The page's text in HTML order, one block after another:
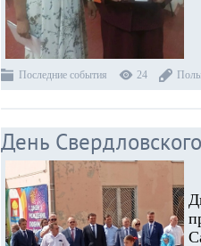
Последние события 24
День